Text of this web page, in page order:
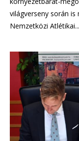
világverseny során
Nemzetközi Atlétikai...